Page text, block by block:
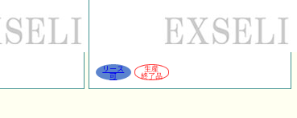
リース
可
生産
終了品